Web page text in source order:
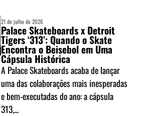
21 de julho de 2026
Palace Skateboards x Detroit
Tigers ‘313’: Quando o Skate
Encontra o Beisebol em Uma
Cápsula Histórica
A Palace Skateboards acaba de lançar
uma das colaborações mais inesperadas
e bem-executadas do ano: a cápsula
313,...